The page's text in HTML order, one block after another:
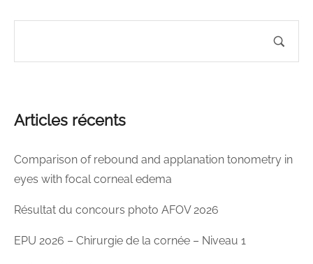
Articles récents
Comparison of rebound and applanation tonometry in
eyes with focal corneal edema
Résultat du concours photo AFOV 2026
EPU 2026 – Chirurgie de la cornée – Niveau 1